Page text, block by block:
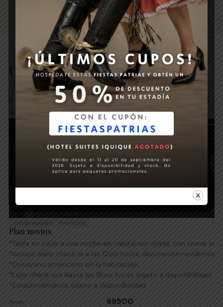
VER MÁS
Otras promociones
Explora nuestras promociones y elige la que mejor se
adapte a tu próxima experiencia.
TERRADO RANCAGUA PLAN NOVIOS
Plan novios
*Tarifa en base a una noche en habitación doble, con check in
*Incluye early check in a las 12:oo horas, decoración
*Desayuno americano en la habitación.
*Late check out hasta las 18:oo horas, sujeto a disponibilidad.
*Estacionamiento sujeto a disponibilidad.
Desde 69500